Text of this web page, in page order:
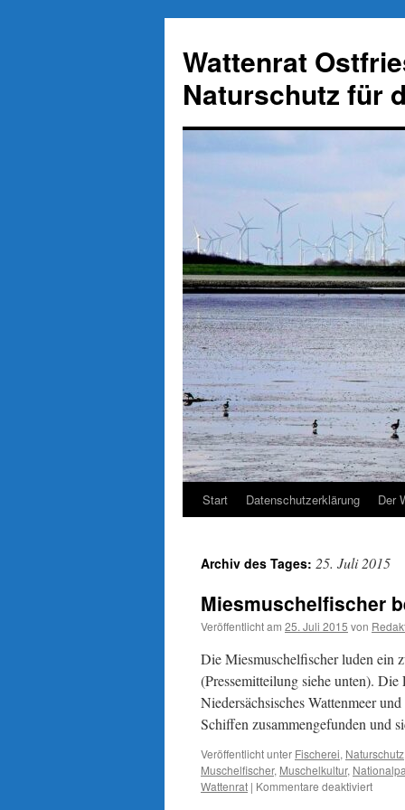
springen
Wattenrat
Naturschutz für
Start Datenschutzerklärung Der
Archiv des Tages: 25. Juli 2015
Miesmuschelfischer
Veröffentlicht am 25. Juli 2015 von
Die Miesmuschelfischer luden ein
(Pressemitteilung siehe unten).
Niedersächsisches Wattenmeer
Schiffen zusammengefunden und
Veröffentlicht unter Fischerei, Naturschutz
Muschelfischer, Muschelkultur,
Wattenrat | Kommentare deaktiviertfür